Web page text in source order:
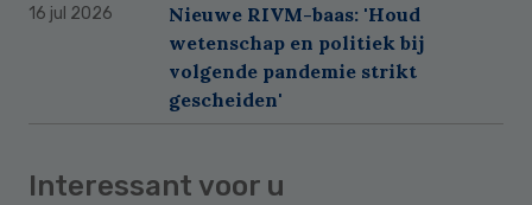
16 jul 2026
Nieuwe RIVM-baas: 'Houd
wetenschap en politiek bij
volgende pandemie strikt
gescheiden'
Interessant voor u